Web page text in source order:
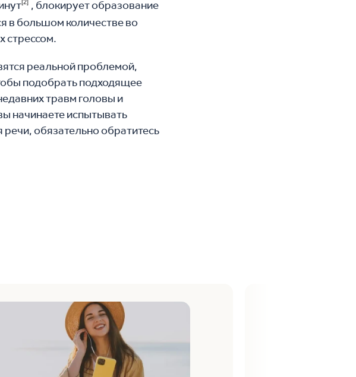
[2] , блокирует образование
в большом количестве во
стрессом.
реальной проблемой,
подобрать подходящее
травм головы и
начинаете испытывать
обязательно обратитесь